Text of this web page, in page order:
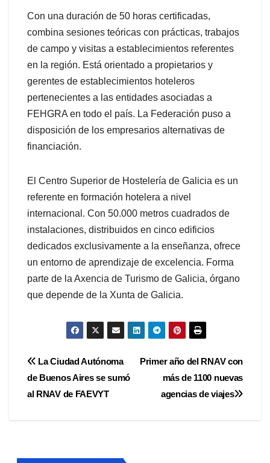
Con una duración de 50 horas certificadas,
combina sesiones teóricas con prácticas, trabajos
de campo y visitas a establecimientos referentes
en la región. Está orientado a propietarios y
gerentes de establecimientos hoteleros
pertenecientes a las entidades asociadas a
FEHGRA en todo el país. La Federación puso a
disposición de los empresarios alternativas de
financiación.
El Centro Superior de Hostelería de Galicia es un
referente en formación hotelera a nivel
internacional. Con 50.000 metros cuadrados de
instalaciones, distribuidos en cinco edificios
dedicados exclusivamente a la enseñanza, ofrece
un entorno de aprendizaje de excelencia. Forma
parte de la Axencia de Turismo de Galicia, órgano
que depende de la Xunta de Galicia.
Navegación
de
Primer año del RNAV con
más de 1100 nuevas
agencias de viajes
La Ciudad Autónoma
de Buenos Aires se sumó
al RNAV de FAEVYT